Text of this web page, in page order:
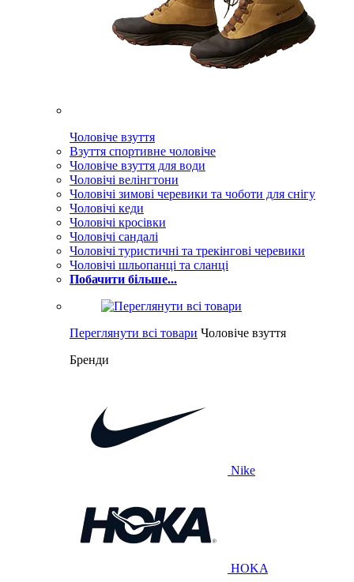
Чоловіче взуття
Взуття спортивне чоловіче
Чоловіче взуття для води
Чоловічі велінгтони
Чоловічі зимові черевики та чоботи для снігу
Чоловічі кеди
Чоловічі кросівки
Чоловічі сандалі
Чоловічі туристичні та трекінгові черевики
Чоловічі шльопанці та сланці
Побачити більше...
Переглянути всі товари Чоловіче взуття
Бренди
Nike
HOKA